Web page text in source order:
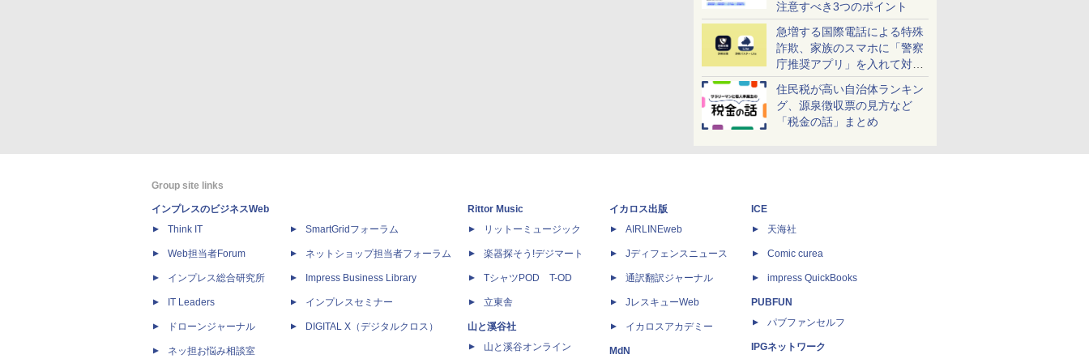
注意すべき3つのポイント
急増する国際電話による特殊
詐欺、家族のスマホに「警察
庁推奨アプリ」を入れて対策
しよう！
住民税が高い自治体ランキン
グ、源泉徴収票の見方など
「税金の話」まとめ
Group site links
インプレスのビジネスWeb
Think IT
Web担当者Forum
インプレス総合研究所
IT Leaders
ドローンジャーナル
ネッ担お悩み相談室
SmartGridフォーラム
ネットショップ担当者フォーラム
Impress Business Library
インプレスセミナー
DIGITAL X（デジタルクロス）
Rittor Music
リットーミュージック
楽器探そう!デジマート
TシャツPOD T-OD
立東舎
山と溪谷社
山と溪谷オンライン
イカロス出版
AIRLINEweb
Jディフェンスニュース
通訳翻訳ジャーナル
JレスキューWeb
イカロスアカデミー
MdN
ICE
天海社
Comic curea
impress QuickBooks
PUBFUN
パブファンセルフ
IPGネットワーク